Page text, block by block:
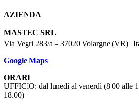
AZIENDA
MASTEC SRL
Via Vegri 283/a – 37020 Volargne (VR)
Google Maps
ORARI
UFFICIO: dal lunedì al venerdì (8.00 alle
18.00)